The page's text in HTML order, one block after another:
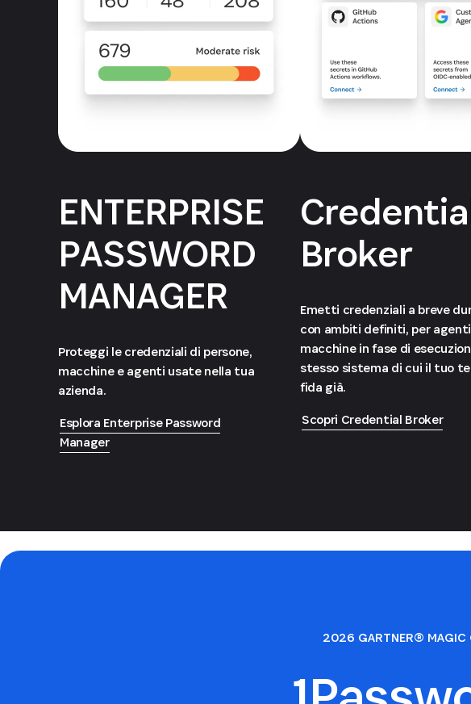
ENTERPRISE
PASSWORD
MANAGER
Proteggi le credenziali di persone,
macchine e agenti usate nella tua
azienda.
Esplora Enterprise Password
Manager
Broker
Emetti credenziali a breve
con ambiti definiti, per agenti
macchine in fase di
stesso sistema di cui il tuo
fida già.
Scopri Credential Broker
2026 GARTNER® MAGIC